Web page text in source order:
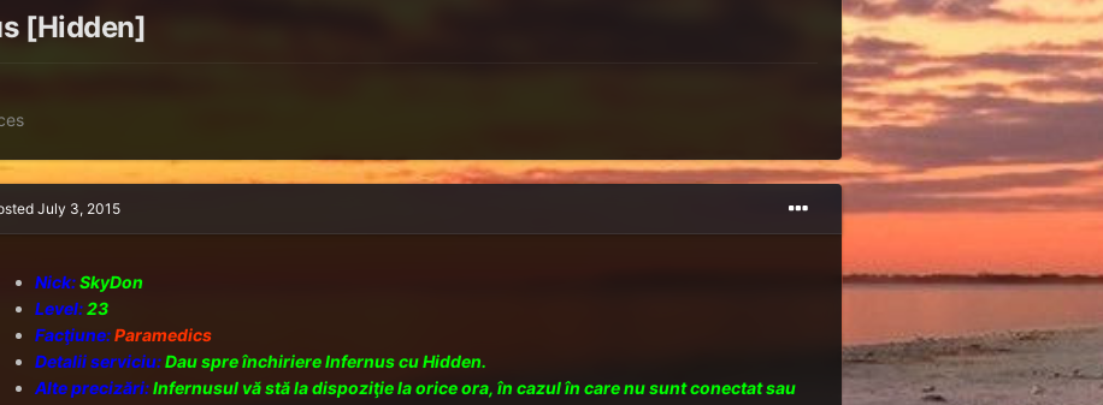
[Hidden]
July 3, 2015
Nick: SkyDon
Level: 23
Facţiune: Paramedics
Detalii serviciu: Dau spre închiriere Infernus cu Hidden.
Alte precizări:Infernusul vă stă la dispoziţie la orice ora, în cazul în care nu sunt conectat sau